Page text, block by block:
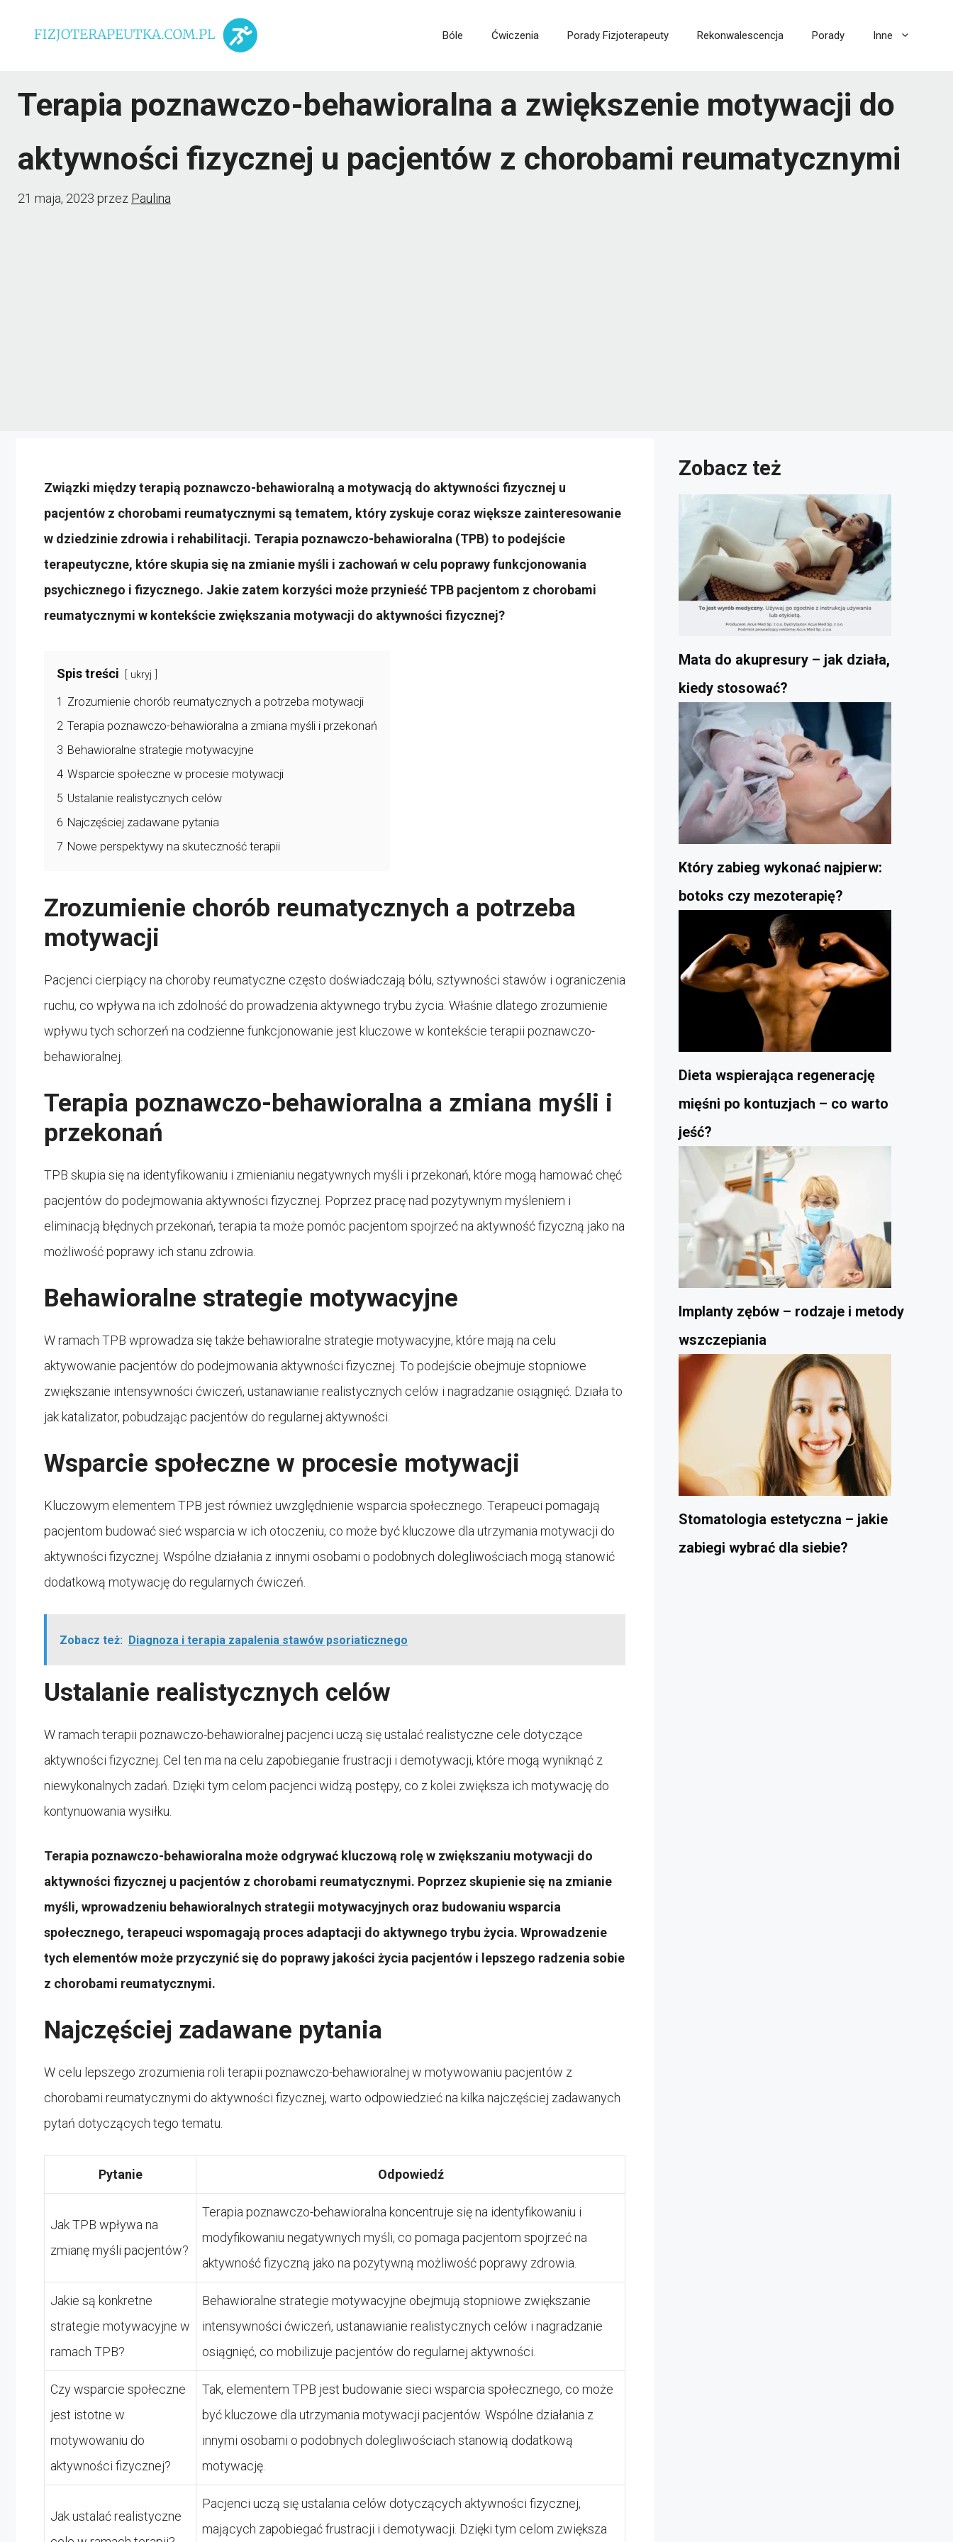
Bóle Ćwiczenia Porady Fizjoterapeuty Rekonwalescencja Porady Inne
Terapia poznawczo-behawioralna a zwiększenie motywacji do
aktywności fizycznej u pacjentów z chorobami reumatycznymi
21 maja, 2023 przez Paulina
Związki między terapią poznawczo-behawioralną a motywacją do aktywności fizycznej u
pacjentów z chorobami reumatycznymi są tematem, który zyskuje coraz większe zainteresowanie
w dziedzinie zdrowia i rehabilitacji. Terapia poznawczo-behawioralna (TPB) to podejście
terapeutyczne, które skupia się na zmianie myśli i zachowań w celu poprawy funkcjonowania
psychicznego i fizycznego. Jakie zatem korzyści może przynieść TPB pacjentom z chorobami
reumatycznymi w kontekście zwiększania motywacji do aktywności fizycznej?
Spis treści ukryj
1 Zrozumienie chorób reumatycznych a potrzeba motywacji
2 Terapia poznawczo-behawioralna a zmiana myśli i przekonań
3 Behawioralne strategie motywacyjne
4 Wsparcie społeczne w procesie motywacji
5 Ustalanie realistycznych celów
6 Najczęściej zadawane pytania
7 Nowe perspektywy na skuteczność terapii
Zrozumienie chorób reumatycznych a potrzeba
motywacji
Pacjenci cierpiący na choroby reumatyczne często doświadczają bólu, sztywności stawów i ograniczenia
ruchu, co wpływa na ich zdolność do prowadzenia aktywnego trybu życia. Właśnie dlatego zrozumienie
wpływu tych schorzeń na codzienne funkcjonowanie jest kluczowe w kontekście terapii poznawczo-
behawioralnej.
Terapia poznawczo-behawioralna a zmiana myśli i
przekonań
TPB skupia się na identyfikowaniu i zmienianiu negatywnych myśli i przekonań, które mogą hamować chęć
pacjentów do podejmowania aktywności fizycznej. Poprzez pracę nad pozytywnym myśleniem i
eliminacją błędnych przekonań, terapia ta może pomóc pacjentom spojrzeć na aktywność fizyczną jako na
możliwość poprawy ich stanu zdrowia.
Behawioralne strategie motywacyjne
W ramach TPB wprowadza się także behawioralne strategie motywacyjne, które mają na celu
aktywowanie pacjentów do podejmowania aktywności fizycznej. To podejście obejmuje stopniowe
zwiększanie intensywności ćwiczeń, ustanawianie realistycznych celów i nagradzanie osiągnięć. Działa to
jak katalizator, pobudzając pacjentów do regularnej aktywności.
Wsparcie społeczne w procesie motywacji
Kluczowym elementem TPB jest również uwzględnienie wsparcia społecznego. Terapeuci pomagają
pacjentom budować sieć wsparcia w ich otoczeniu, co może być kluczowe dla utrzymania motywacji do
aktywności fizycznej. Wspólne działania z innymi osobami o podobnych dolegliwościach mogą stanowić
dodatkową motywację do regularnych ćwiczeń.
Zobacz też: Diagnoza i terapia zapalenia stawów psoriaticznego
Ustalanie realistycznych celów
W ramach terapii poznawczo-behawioralnej pacjenci uczą się ustalać realistyczne cele dotyczące
aktywności fizycznej. Cel ten ma na celu zapobieganie frustracji i demotywacji, które mogą wyniknąć z
niewykonalnych zadań. Dzięki tym celom pacjenci widzą postępy, co z kolei zwiększa ich motywację do
kontynuowania wysiłku.
Terapia poznawczo-behawioralna może odgrywać kluczową rolę w zwiększaniu motywacji do
aktywności fizycznej u pacjentów z chorobami reumatycznymi. Poprzez skupienie się na zmianie
myśli, wprowadzeniu behawioralnych strategii motywacyjnych oraz budowaniu wsparcia
społecznego, terapeuci wspomagają proces adaptacji do aktywnego trybu życia. Wprowadzenie
tych elementów może przyczynić się do poprawy jakości życia pacjentów i lepszego radzenia sobie
z chorobami reumatycznymi.
Najczęściej zadawane pytania
W celu lepszego zrozumienia roli terapii poznawczo-behawioralnej w motywowaniu pacjentów z
chorobami reumatycznymi do aktywności fizycznej, warto odpowiedzieć na kilka najczęściej zadawanych
pytań dotyczących tego tematu.
Pytanie Odpowiedź
Jak TPB wpływa na
zmianę myśli pacjentów?
Terapia poznawczo-behawioralna koncentruje się na identyfikowaniu i
modyfikowaniu negatywnych myśli, co pomaga pacjentom spojrzeć na
aktywność fizyczną jako na pozytywną możliwość poprawy zdrowia.
Jakie są konkretne
strategie motywacyjne w
ramach TPB?
Behawioralne strategie motywacyjne obejmują stopniowe zwiększanie
intensywności ćwiczeń, ustanawianie realistycznych celów i nagradzanie
osiągnięć, co mobilizuje pacjentów do regularnej aktywności.
Czy wsparcie społeczne
jest istotne w
motywowaniu do
aktywności fizycznej?
Tak, elementem TPB jest budowanie sieci wsparcia społecznego, co może
być kluczowe dla utrzymania motywacji pacjentów. Wspólne działania z
innymi osobami o podobnych dolegliwościach stanowią dodatkową
motywację.
Jak ustalać realistyczne
Pacjenci uczą się ustalania celów dotyczących aktywności fizycznej,
mających zapobiegać frustracji i demotywacji. Dzięki tym celom zwiększa
Zobacz też
Mata do akupresury – jak działa,
kiedy stosować?
Który zabieg wykonać najpierw:
botoks czy mezoterapię?
Dieta wspierająca regenerację
mięśni po kontuzjach – co warto
jeść?
Implanty zębów – rodzaje i metody
wszczepiania
Stomatologia estetyczna – jakie
zabiegi wybrać dla siebie?